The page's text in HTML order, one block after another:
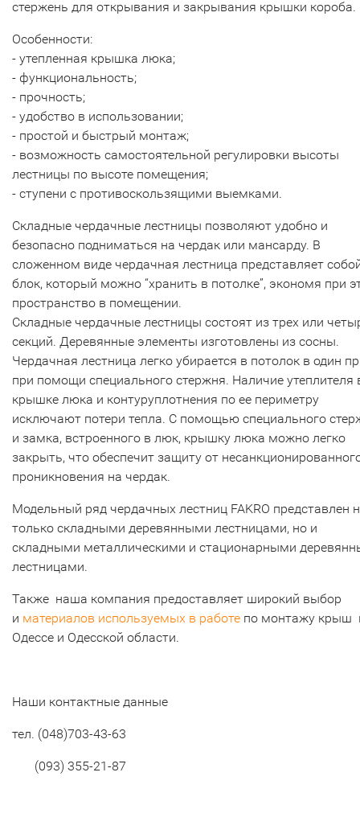
стержень для открывания и закрывания крышки короба.
Особенности:
- утепленная крышка люка;
- функциональность;
- прочность;
- удобство в использовании;
- простой и быстрый монтаж;
- возможность самостоятельной регулировки высоты
лестницы по высоте помещения;
- ступени с противоскользящими выемками.
Складные чердачные лестницы позволяют удобно и
безопасно подниматься на чердак или мансарду. В
сложенном виде чердачная лестница представляет
блок, который можно “хранить в потолке”, экономя при
пространство в помещении.
Складные чердачные лестницы состоят из трех или
секций. Деревянные элементы изготовлены из сосны.
Чердачная лестница легко убирается в потолок в один
при помощи специального стержня. Наличие утеплителя
крышке люка и контуруплотнения по ее периметру
исключают потери тепла. С помощью специального
и замка, встроенного в люк, крышку люка можно легко
закрыть, что обеспечит защиту от
проникновения на чердак.
Модельный ряд чердачных лестниц FAKRO представлен
только складными деревянными лестницами, но и
складными металлическими и стационарными
лестницами.
Также наша компания предоставляет широкий выбор
и материалов используемых в работе по монтажу крыш
Одессе и Одесской области.
Наши контактные данные
тел. (048)703-43-63
(093) 355-21-87